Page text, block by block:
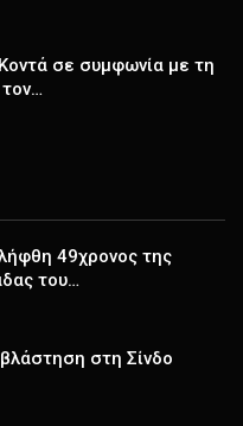
σε συμφωνία με τη
49χρονος της
του…
στη Σίνδο